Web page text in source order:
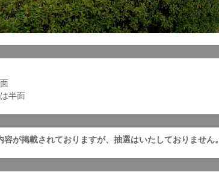
半面
が掲載されておりますが、抽選はいたしておりません。